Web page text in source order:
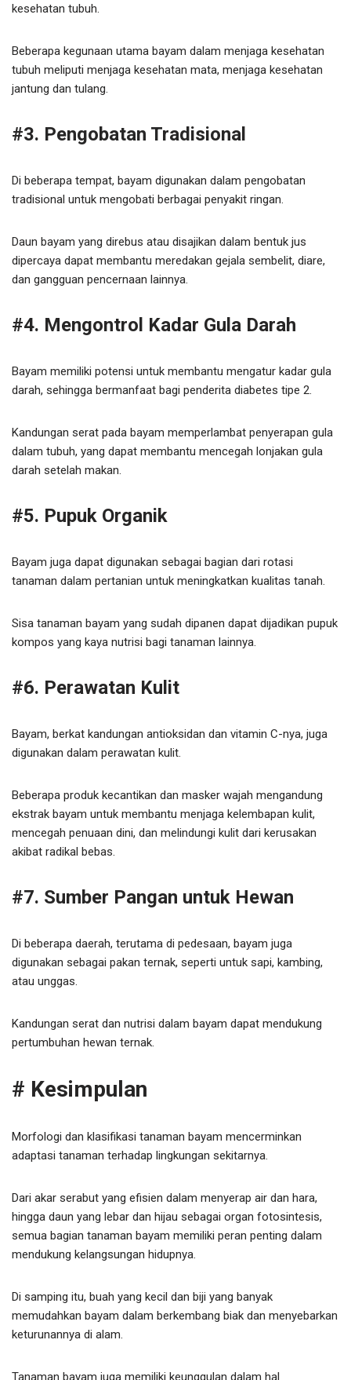
kesehatan tubuh.
Beberapa kegunaan utama bayam dalam menjaga kesehatan
tubuh meliputi menjaga kesehatan mata, menjaga kesehatan
jantung dan tulang.
#3. Pengobatan Tradisional
Di beberapa tempat, bayam digunakan dalam pengobatan
tradisional untuk mengobati berbagai penyakit ringan.
Daun bayam yang direbus atau disajikan dalam bentuk jus
dipercaya dapat membantu meredakan gejala sembelit, diare,
dan gangguan pencernaan lainnya.
#4. Mengontrol Kadar Gula Darah
Bayam memiliki potensi untuk membantu mengatur kadar gula
darah, sehingga bermanfaat bagi penderita diabetes tipe 2.
Kandungan serat pada bayam memperlambat penyerapan gula
dalam tubuh, yang dapat membantu mencegah lonjakan gula
darah setelah makan.
#5. Pupuk Organik
Bayam juga dapat digunakan sebagai bagian dari rotasi
tanaman dalam pertanian untuk meningkatkan kualitas tanah.
Sisa tanaman bayam yang sudah dipanen dapat dijadikan pupuk
kompos yang kaya nutrisi bagi tanaman lainnya.
#6. Perawatan Kulit
Bayam, berkat kandungan antioksidan dan vitamin C-nya, juga
digunakan dalam perawatan kulit.
Beberapa produk kecantikan dan masker wajah mengandung
ekstrak bayam untuk membantu menjaga kelembapan kulit,
mencegah penuaan dini, dan melindungi kulit dari kerusakan
akibat radikal bebas.
#7. Sumber Pangan untuk Hewan
Di beberapa daerah, terutama di pedesaan, bayam juga
digunakan sebagai pakan ternak, seperti untuk sapi, kambing,
atau unggas.
Kandungan serat dan nutrisi dalam bayam dapat mendukung
pertumbuhan hewan ternak.
# Kesimpulan
Morfologi dan klasifikasi tanaman bayam mencerminkan
adaptasi tanaman terhadap lingkungan sekitarnya.
Dari akar serabut yang efisien dalam menyerap air dan hara,
hingga daun yang lebar dan hijau sebagai organ fotosintesis,
semua bagian tanaman bayam memiliki peran penting dalam
mendukung kelangsungan hidupnya.
Di samping itu, buah yang kecil dan biji yang banyak
memudahkan bayam dalam berkembang biak dan menyebarkan
keturunannya di alam.
Tanaman bayam juga memiliki keunggulan dalam hal